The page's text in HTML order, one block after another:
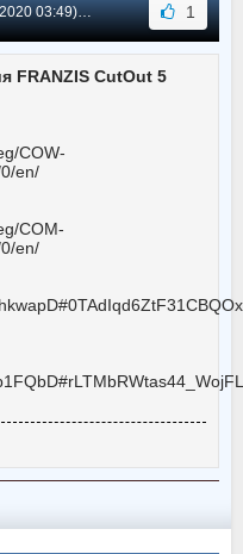
Сообщение #26 1
FRANZIS CutOut 5
COW-
en/
COM-
en/